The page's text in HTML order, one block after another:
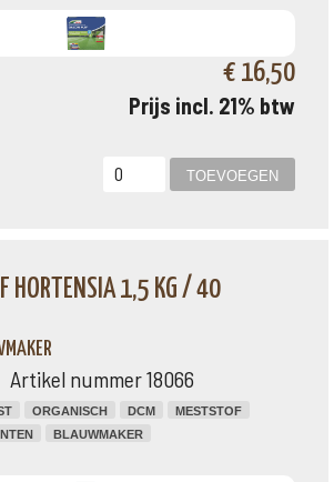
€ 16,50
Prijs incl. 21% btw
HORTENSIA 1,5 KG / 40
nummer 18066
ORGANISCH DCM
MESTSTOF
BLAUWMAKER